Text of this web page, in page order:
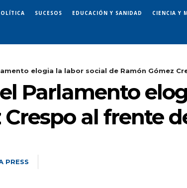
SUCESOS EDUCACIÓN Y SANIDAD CIENCIA Y
elogia la labor social de Ramón Gómez
Parlamento
al frente
PRESS